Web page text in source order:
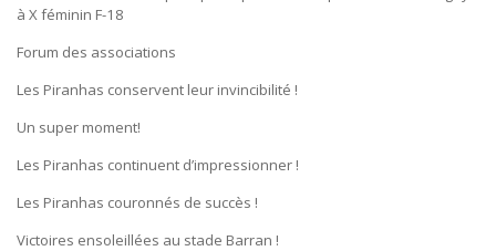
à X féminin F-18
Forum des associations
Les Piranhas conservent leur invincibilité !
Un super moment!
Les Piranhas continuent d’impressionner !
Les Piranhas couronnés de succès !
Victoires ensoleillées au stade Barran !